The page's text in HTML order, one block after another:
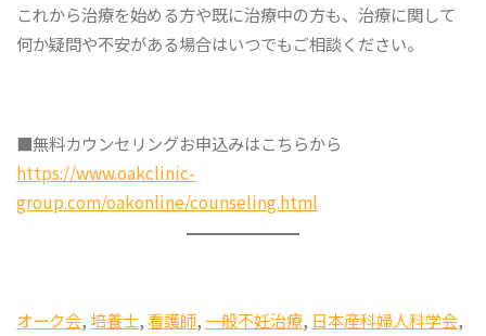
これから治療を始める方や既に治療中の方も、治療に関して
何か疑問や不安がある場合はいつでもご相談ください。
■無料カウンセリングお申込みはこちらから
https://www.oakclinic-
group.com/oakonline/counseling.html
オーク会, 培養士, 看護師, 一般不妊治療, 日本産科婦人科学会